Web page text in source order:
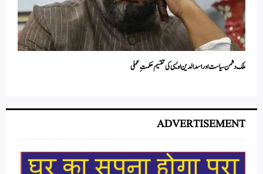
ملک دشمن سیاست اور اسدالدین اویسی کی تقسیم حکمتِ عملی
ADVERTISEMENT